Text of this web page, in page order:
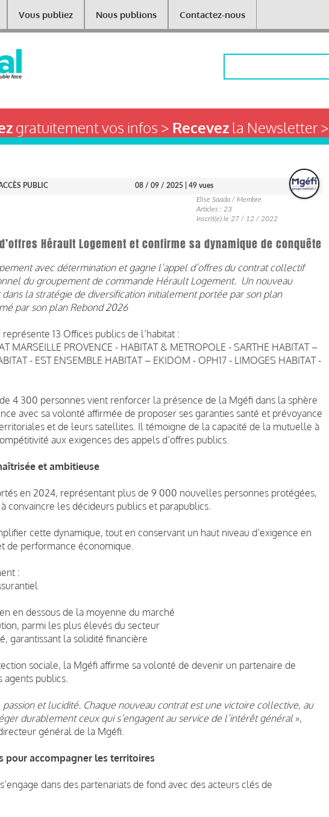
Vous publiez Nous publions Contactez-nous
gratuitement vos infos > Recevezla Newsletter >
PUBLIC 08 / 09 / 2025 | 49 vues
Elise Saada / Membre
Articles : 23
Inscrit(e) le 27 / 12 / 2022
Hérault Logement et confirme sa dynamique de conquête
avec détermination et gagne l’appel d’offres du contrat collectif
du groupement de commande Hérault Logement. Un nouveau
la stratégie de diversification initialement portée par son plan
par son plan Rebond 2026
13 Offices publics de l’habitat :
MARSEILLE PROVENCE - HABITAT & METROPOLE - SARTHE HABITAT –
- EST ENSEMBLE HABITAT – EKIDOM - OPH17 - LIMOGES HABITAT -
4 300 personnes vient renforcer la présence de la Mgéfi dans la sphère
avec sa volonté affirmée de proposer ses garanties santé et prévoyance
et de leurs satellites. Il témoigne de la capacité de la mutuelle à
aux exigences des appels d’offres publics.
et ambitieuse
en 2024, représentant plus de 9 000 nouvelles personnes protégées,
convaincre les décideurs publics et parapublics.
cette dynamique, tout en conservant un haut niveau d’exigence en
de performance économique.
:
en dessous de la moyenne du marché
parmi les plus élevés du secteur
garantissant la solidité financière
sociale, la Mgéfi affirme sa volonté de devenir un partenaire de
publics.
passion et lucidité. Chaque nouveau contrat est une victoire collective, au
durablement ceux qui s’engagent au service de l’intérêt général »,
général de la Mgéfi.
pour accompagner les territoires
dans des partenariats de fond avec des acteurs clés de